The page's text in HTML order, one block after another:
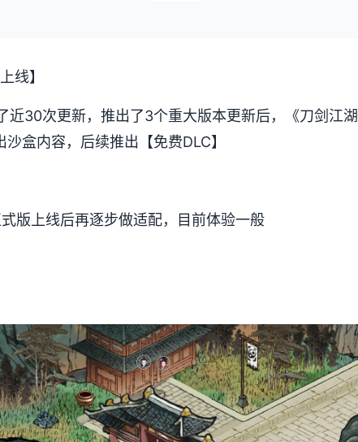
线】
近30次更新，推出了3个重大版本更新后，《刀剑江
盒内容，后续推出【免费DLC】
版上线后再逐步做适配，目前体验一般